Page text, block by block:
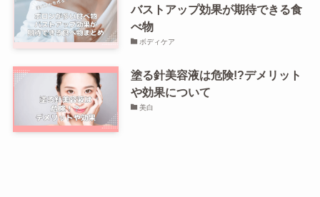
バストアップ効果が期待できる食
べ物
ボディケア
塗る針美容液は危険!?デメリット
や効果について
美白